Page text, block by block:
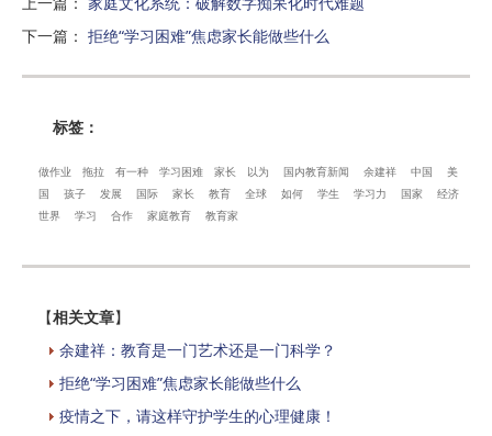
下一篇 ： 拒绝“学习困难”焦虑家长能做些什么
标签：
做作业 拖拉 有一种 学习困难 家长 以为 国内教育新闻 余建祥 中国
美
国
孩子 发展 国际 家长 教育 全球 如何 学生 学习力 国家
经济
世界
学习 合作 家庭教育 教育家
【相关文章】
余建祥：教育是一门艺术还是一门科学？
拒绝“学习困难”焦虑家长能做些什么
疫情之下，请这样守护学生的心理健康！